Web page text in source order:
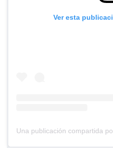
Ver esta